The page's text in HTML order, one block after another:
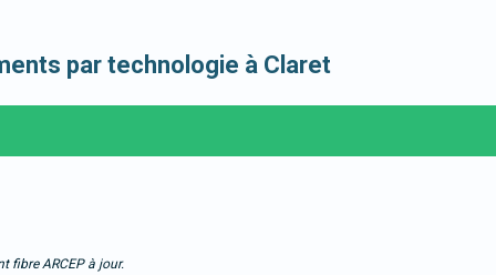
par technologie à Claret
fibre ARCEP à jour.